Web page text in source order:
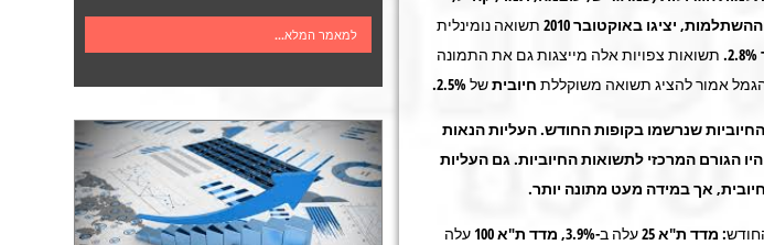
למאמר המלא...
יציגו באוקטובר 2010
תשואה נומינלית
תשואות צפויות אלה מייצגות גם את התמונה
אמור להציג תשואה משוקללת חיוביתשל2.5%
.
שנרשמו בקופות החודש. העליות הנאות
הגורם המרכזי לתשואות החיוביות. גם העליות
אך במידה מעט מתונה יותר.
מדד ת"א 25 עלה ב-3.9%, מדד ת"א 100
עלה